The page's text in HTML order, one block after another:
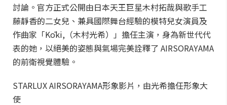
討論。官方正式公開由日本天王巨星木村拓哉與歌手工
藤靜香的二女兒、兼具國際舞台經驗的模特兒女演員及
作曲家「Kōki,（木村光希）」擔任主演，身為新世代代
表的她，以絕美的姿態與氣場完美詮釋了 AIRSORAYAMA
的前衛視覺體驗。
STARLUX AIRSORAYAMA形象影片，由光希擔任形象大
使